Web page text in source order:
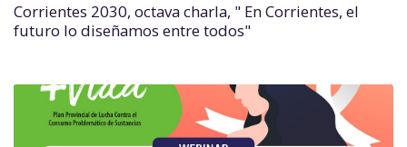
Corrientes 2030, octava charla, " En Corrientes, el
futuro lo diseñamos entre todos"